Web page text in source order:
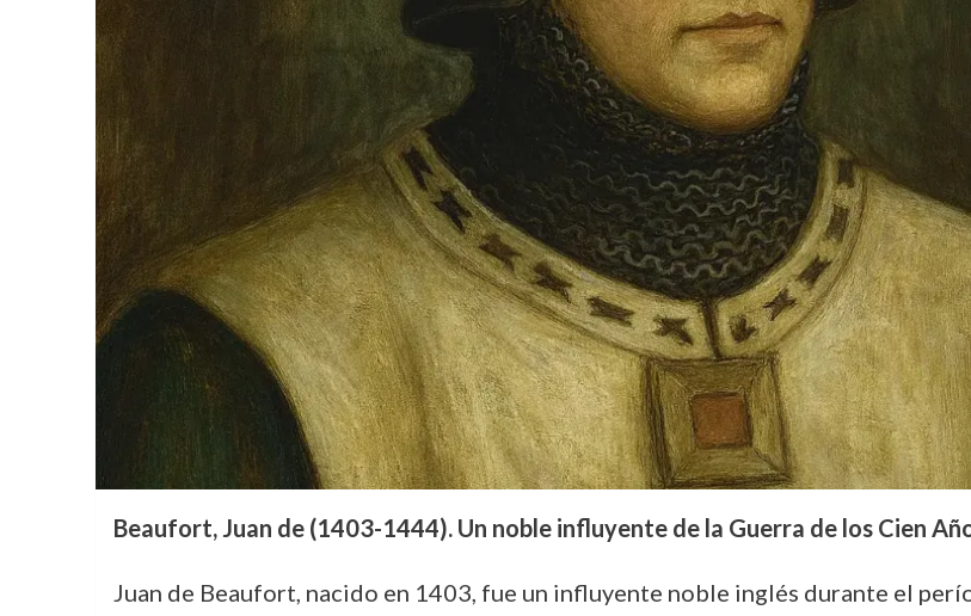
Beaufort, Juan de (1403-1444). Un noble influyente de la Guerra de los Cien
Juan de Beaufort, nacido en 1403, fue un influyente noble inglés durante el